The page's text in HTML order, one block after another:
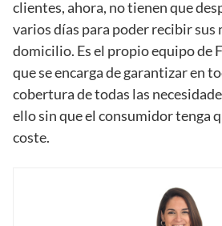
clientes, ahora, no tienen que
varios días para poder recibir sus
domicilio. Es el propio equipo de
que se encarga de garantizar en
cobertura de todas las
ello sin que el consumidor tenga
coste.